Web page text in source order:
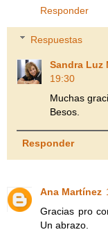
Responder
Respuestas
Sandra Luz
19:30
Muchas
Besos.
Responder
Ana Martínez
Gracias pro
Un abrazo.